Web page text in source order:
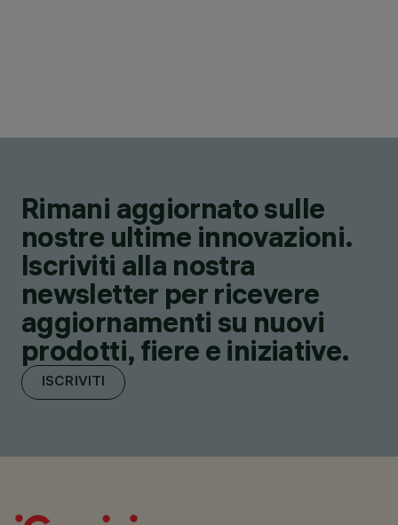
Rimani aggiornato sulle
nostre ultime innovazioni.
Iscriviti alla nostra
newsletter per ricevere
aggiornamenti su nuovi
prodotti, fiere e iniziative.
ISCRIVITI